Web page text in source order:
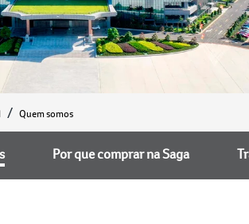
Quem somos
Por que comprar na Saga